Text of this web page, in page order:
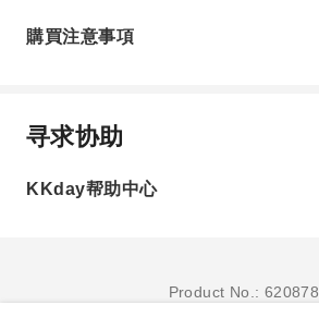
購買注意事項
寻求协助
KKday帮助中心
Product No.: 620878